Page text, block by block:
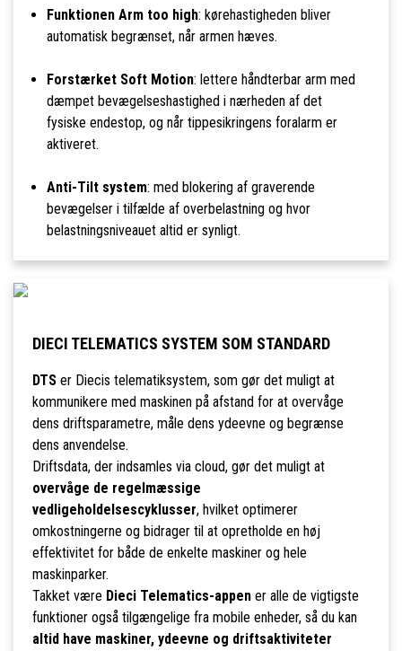
Funktionen Arm too high: kørehastigheden bliver
automatisk begrænset, når armen hæves.
Forstærket Soft Motion: lettere håndterbar arm med
dæmpet bevægelseshastighed i nærheden af det
fysiske endestop, og når tippesikringens foralarm er
aktiveret.
Anti-Tilt system: med blokering af graverende
bevægelser i tilfælde af overbelastning og hvor
belastningsniveauet altid er synligt.
DIECI TELEMATICS SYSTEM SOM STANDARD
DTSer Diecis telematiksystem, som gør det muligt at
kommunikere med maskinen på afstand for at overvåge
dens driftsparametre, måle dens ydeevne og begrænse
dens anvendelse.
Driftsdata, der indsamles via cloud, gør det muligt at
overvåge de regelmæssige
vedligeholdelsescyklusser, hvilket optimerer
omkostningerne og bidrager til at opretholde en høj
effektivitet for både de enkelte maskiner og hele
maskinparker.
Takket være Dieci Telematics-appener alle de vigtigste
funktioner også tilgængelige fra mobile enheder, så du kan
altid have maskiner, ydeevne og driftsaktiviteter